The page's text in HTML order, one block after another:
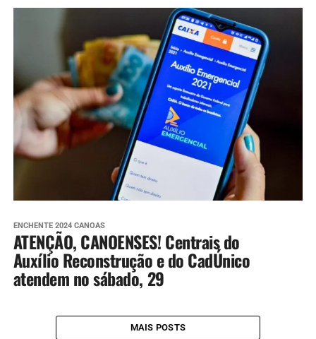
ENCHENTE 2024 CANOAS
ATENÇÃO, CANOENSES! Centrais do
Auxílio Reconstrução e do CadÚnico
atendem no sábado, 29
MAIS POSTS